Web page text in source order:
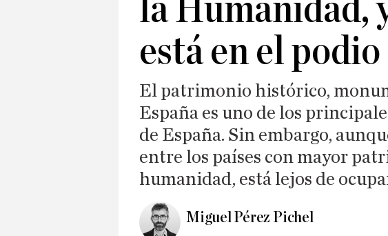
la Humanidad,
está en el podio
El patrimonio histórico,
España es uno de los
de España. Sin embargo,
entre los países con mayor
humanidad, está lejos de
Miguel Pérez Pichel